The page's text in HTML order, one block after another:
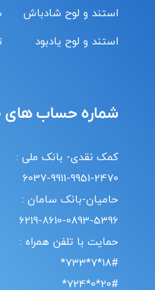
استند و لوح شادباش
استند و لوح یادبود
شماره حساب های
کمک نقدی- بانک ملی :
6037-9911-9951-2470
حامیان-بانک سامان :
6219-8610-0893-5396
حمایت با تلفن همراه :
18#*7*733*
20#*0*724*